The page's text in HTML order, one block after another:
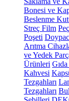
Bonesi ve
Beslenme
Streç Film
Poşeti
Arıtma
ve Yedek
Ürünleri
Kahvesi
Tezgahları
Tezgahları